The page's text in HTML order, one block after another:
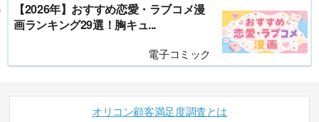
【2026年】おすすめ恋愛・ラブコメ漫
画ランキング29選！胸キュ...
電子コミック
オリコン顧客満足度調査とは